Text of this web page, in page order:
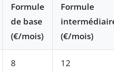
Formule
de base
(€/mois)
Formule
(€/mois)
8 12